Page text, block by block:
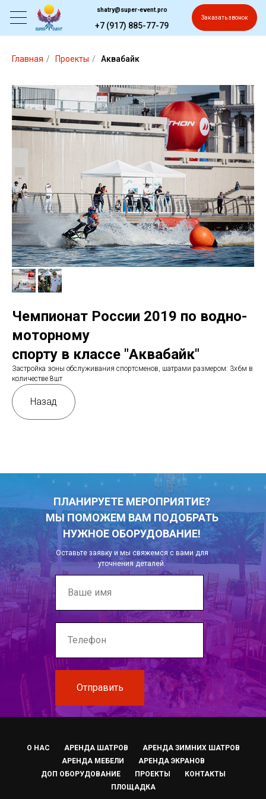
Заказать звонок
shatry@super-event.pro
+7 (917) 885-77-79
Главная / Проекты / Аквабайк
Чемпионат России 2019 по водно-
моторному
спорту в классе "Аквабайк"
Застройка зоны обслуживания спортсменов, шатрами размером: 3х6м в
количестве 8шт
Назад
ПЛАНИРУЕТЕ МЕРОПРИЯТИЕ?
МЫ ПОМОЖЕМ ВАМ ПОДОБРАТЬ
НУЖНОЕ ОБОРУДОВАНИЕ!
Оставьте заявку и мы свяжемся с вами для
уточнения деталей.
Отправить
О НАС АРЕНДА ШАТРОВ
АРЕНДА ЗИМНИХ ШАТРОВ
АРЕНДА МЕБЕЛИ
АРЕНДА ЭКРАНОВ
ДОП ОБОРУДОВАНИЕ
ПРОЕКТЫ
КОНТАКТЫ
ПЛОЩАДКА